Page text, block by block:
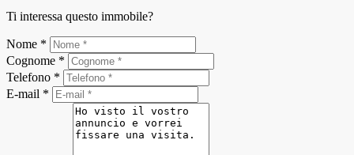
Ti interessa questo immobile?
Nome *
Cognome *
Telefono *
E-mail *